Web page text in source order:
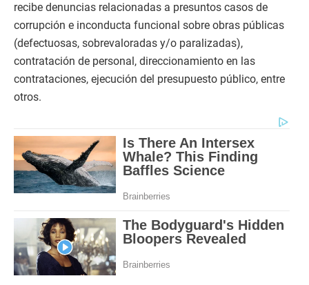
recibe denuncias relacionadas a presuntos casos de
corrupción e inconducta funcional sobre obras públicas
(defectuosas, sobrevaloradas y/o paralizadas),
contratación de personal, direccionamiento en las
contrataciones, ejecución del presupuesto público, entre
otros.